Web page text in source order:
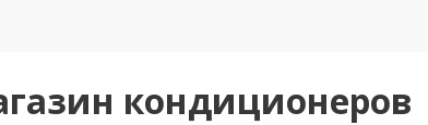
кондиционеров